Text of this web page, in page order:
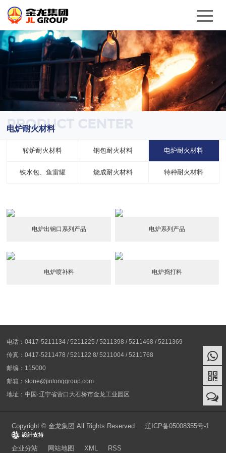
PRODUCT CENTER
电炉耐火材料
转炉耐火材料 钢包耐火材料 电炉耐火材料
铁水包、鱼雷罐 烧成耐火材料 特种耐火材料
电炉出钢口系列产品 电炉系列产品
电炉喷补料 电炉捣打料
电话：0417-5211134 / 5211225 / 5211398 / 5211468 / 5211369
传真：0417-5211478 / 521122 8/ 5211004 / 5211768
邮编：115000
邮箱：stone@jinlonggroup.com
地址：中国·辽宁省营口大石桥市金龙工业园区
Copyright © 金龙集团 All Rights Reserved
辽ICP备05008355号-1
Design
企业分站
网站地图 XML RSS